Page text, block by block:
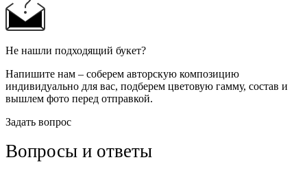
Не нашли подходящий букет?
Напишите нам – соберем авторскую композицию
индивидуально для вас, подберем цветовую гамму, состав и
вышлем фото перед отправкой.
Задать вопрос
Вопросы и ответы